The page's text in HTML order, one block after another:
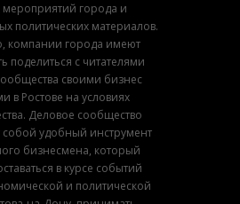
мероприятий города и
политических материалов.
компании города имеют
поделиться с читателями
своими бизнес
в Ростове на условиях
Деловое сообщество
собой удобный инструмент
бизнесмена, который
в курсе событий
и политической